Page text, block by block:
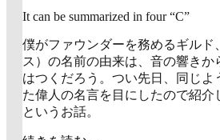
It can be summarized in four “C”
僕がファウンダーを務めるギルド
ス）の名前の由来は、音の響きか
はつくだろう。つい先日、同じよ
た偉人の名言を目にしたので紹介
というお話。